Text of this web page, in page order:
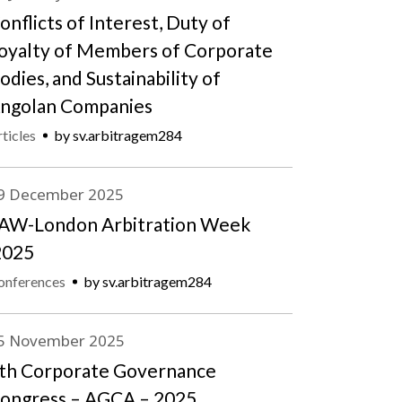
of Interest, Duty of
of Members of Corporate
and Sustainability of
Companies
bysv.arbitragem284
December 2025
London Arbitration Week
bysv.arbitragem284
November 2025
Corporate Governance